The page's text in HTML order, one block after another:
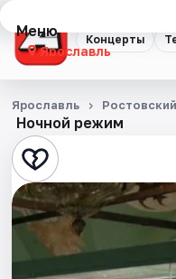
Концерты
Меню
Ярославль
Концерты
Театр
Стендап
Выставки
Квесты
Ночной режим
Ярославль